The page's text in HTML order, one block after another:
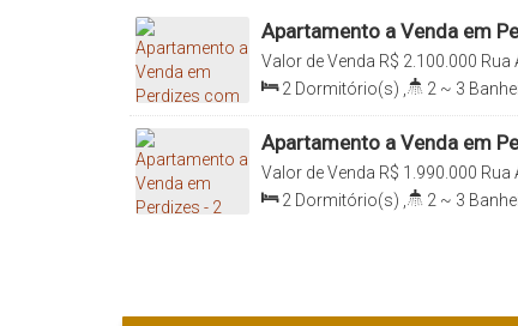
Apartamento a Venda em
Vagas
R$ 2.100.000
Valor de Venda
Rua
020, Perdizes, São Paulo, São
2 Dormitório(s) 2 ~ 3
110
.00
Apartamento a Venda em
R$ 1.990.000
Valor de Venda
Rua
020, Perdizes, São Paulo, São
2 Dormitório(s) 2 ~ 3